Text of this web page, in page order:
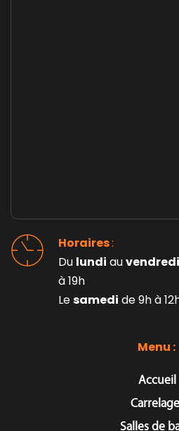
Menu :
Accueil
Salles de
Horaires :
Du lundi au vendredi
à 19h
Le samedi de 9h à